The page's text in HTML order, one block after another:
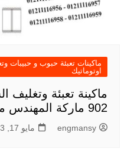
ماكينات تعبئة حبوب و حبيبات
اوتوماتيك
ماكينة تعبئة وتغليف
902 ماركة المهندس منسى
engmansy مايو 17, 2023